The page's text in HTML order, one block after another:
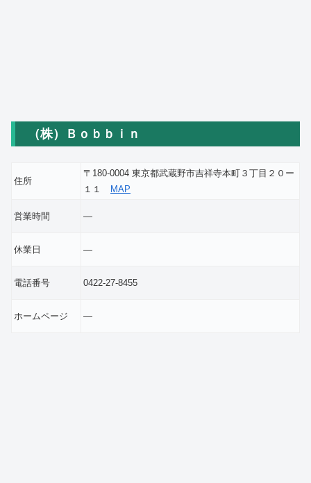
（株）Ｂｏｂｂｉｎ
住所
〒180-0004 東京都武蔵野市吉祥寺本町３丁目２０ー
１１ MAP
営業時間 ―
休業日 ―
電話番号 0422-27-8455
ホームページ ―